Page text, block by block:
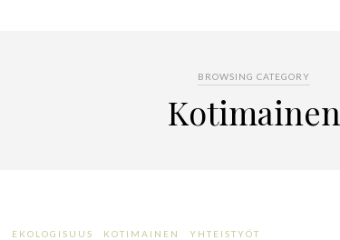
BROWSING CATEGORY
Kotimainen
EKOLOGISUUS KOTIMAINEN YHTEISTYÖT